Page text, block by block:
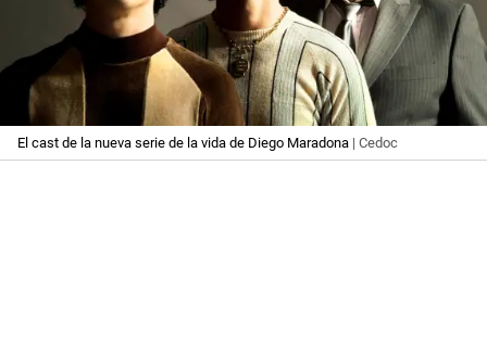
El cast de la nueva serie de la vida de Diego Maradona | Cedoc